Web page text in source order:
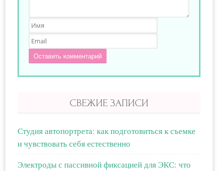
Оставить комментарий
СВЕЖИЕ ЗАПИСИ
Студия автопортрета: как подготовиться к съемке
и чувствовать себя естественно
Электроды с пассивной фиксацией для ЭКС: что